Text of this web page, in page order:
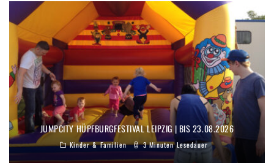
JUMPCITY HÜPFBURGFESTIVAL LEIPZIG | BIS 23.08.2026
Kinder & Familien 3 Minuten Lesedauer